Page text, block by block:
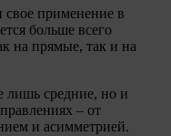
применение в
больше всего
на прямые, так и на
лишь средние, но и
– от
и асимметрией.